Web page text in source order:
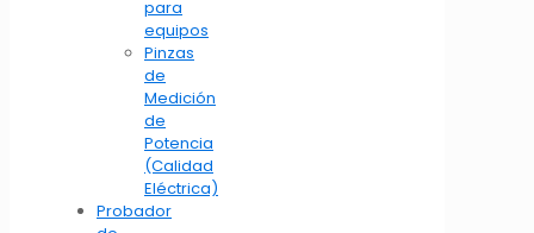
para
equipos
Pinzas
de
Medición
de
Potencia
(Calidad
Eléctrica)
Probador